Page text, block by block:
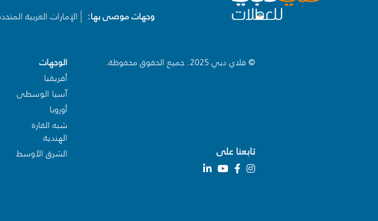
وجهات موصى بها:
الإمارات العربية
© فلاي دبي 2025. جميع الحقوق محفوظة.
تابعنا على
الوجهات
أفريقيا
آسيا الوسطى
أوروبا
شبه القارة
الهندية
الشرق الأوسط